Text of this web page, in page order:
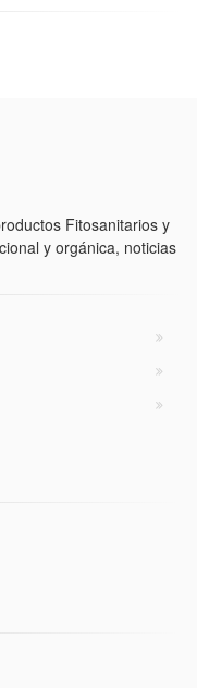
Fitosanitarios y
y orgánica, noticias